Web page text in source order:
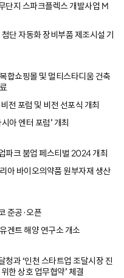
단지 스파크플렉스 개발사업 M
단 자동화 장비부품 제조시설 기
합쇼핑몰 및 멀티스타디움 건축
전 포럼 및 비전 선포식 개최
아 엔터 포럼’ 개최
파크 붐업 페스티벌 2024 개최
아 바이오의약품 원부자재 생산
준공·오픈
겐트 해양 연구소 개소
청과 ‘인천 스타트업 조달시장 진
한 상호 업무협약’ 체결